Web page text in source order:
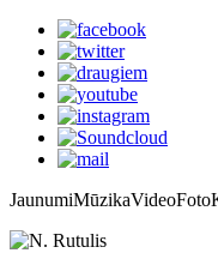
JaunumiMūzikaVideoFoto